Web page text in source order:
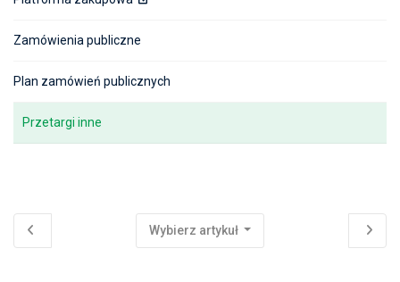
Zamówienia publiczne
Plan zamówień publicznych
Przetargi inne
Wybierz artykuł